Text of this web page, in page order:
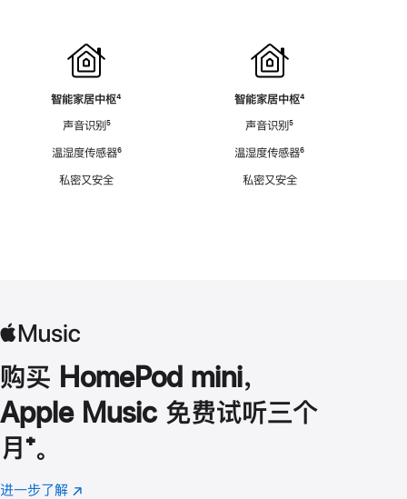
智能家居中枢脚
⁴
声音识别脚
⁵
温湿度传感器脚
⁶
私密又安全
智能家居中枢脚
⁴
声音识别脚
⁵
温湿度传感器脚
⁶
私密又安全
购买 HomePod mini，
Apple Music 免费试听三个
月 脚
注
⁺。
进一步了解 Apple
(在